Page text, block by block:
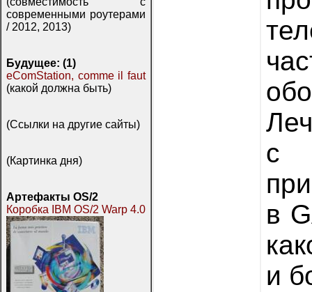
современными роутерами
/ 2012, 2013)
Будущее: (1)
eComStation, comme il faut
(какой должна быть)
(Ссылки на другие сайты)
(Картинка дня)
Артефакты OS/2
Коробка IBM OS/2 Warp 4.0
с
в
и